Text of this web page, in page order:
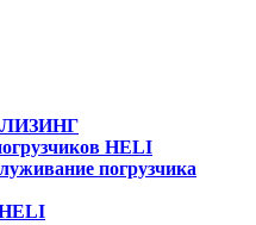
ЛИЗИНГ
HELI
погрузчика
HELI